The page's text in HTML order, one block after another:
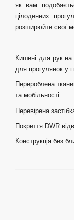
як вам
цілоденних
розширюйте свої
Кишені для рук на
для прогулянок у
Перероблена
та мобільності
Перевірена
Покриття DWR
Конструкція без